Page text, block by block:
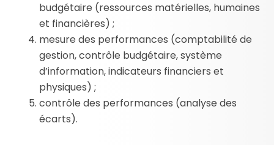
budgétaire (ressources matérielles, humaines
et financières) ;
mesure des performances (comptabilité de
gestion, contrôle budgétaire, système
d’information, indicateurs financiers et
physiques) ;
contrôle des performances (analyse des
écarts).